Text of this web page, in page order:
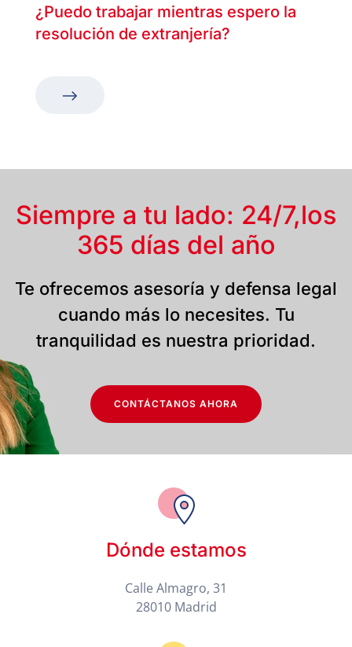
¿Puedo trabajar mientras espero la
resolución de extranjería?
Siempre a tu lado: 24/7,los
365 días del año
Te ofrecemos asesoría y defensa legal
cuando más lo necesites. Tu
tranquilidad es nuestra prioridad.
CONTÁCTANOS AHORA
Dónde estamos
Calle Almagro, 31
28010 Madrid